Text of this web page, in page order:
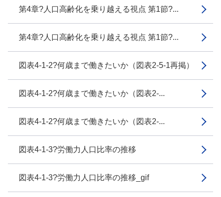
第4章?人口高齢化を乗り越える視点 第1節?...
第4章?人口高齢化を乗り越える視点 第1節?...
図表4-1-2?何歳まで働きたいか（図表2-5-1再掲）
図表4-1-2?何歳まで働きたいか（図表2-...
図表4-1-2?何歳まで働きたいか（図表2-...
図表4-1-3?労働力人口比率の推移
図表4-1-3?労働力人口比率の推移_gif